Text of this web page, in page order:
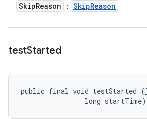
SkipReason ： SkipReason
testStarted
public final void testStarted (
                long startTime)